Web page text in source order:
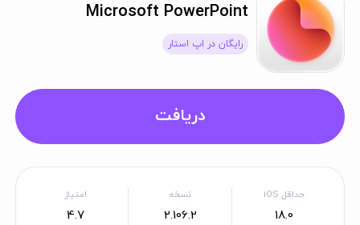
Microsoft PowerPoint
رایگان در اپ استار
دریافت
حداقل iOS
18.0
نسخه
2.106.2
امتیاز
4.7